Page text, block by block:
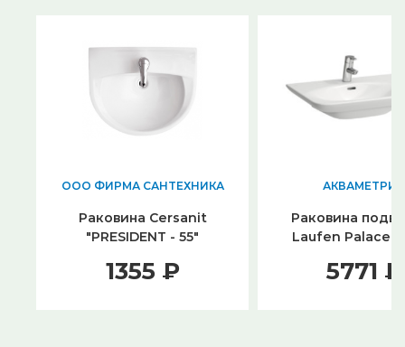
ООО ФИРМА САНТЕХНИКА
Раковина Cersanit
"PRESIDENT - 55"
1355 ₽
АКВАМЕТРИЯ
Раковина
Laufen Palace
5771 ₽